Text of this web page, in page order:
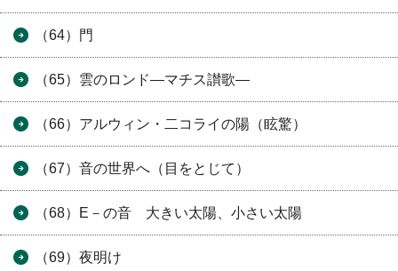
（64）門
（65）雲のロンド―マチス讃歌―
（66）アルウィン・二コライの陽（眩驚）
（67）音の世界へ（目をとじて）
（68）E－の音 大きい太陽、小さい太陽
（69）夜明け